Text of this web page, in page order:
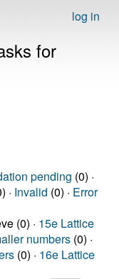
log in
for
pending (0) ·
· Invalid (0) · Error
(0) · 15e Lattice
numbers (0) ·
(0) · 16e Lattice